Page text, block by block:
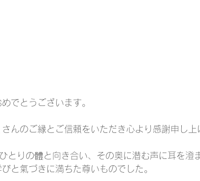
でとうございます。
さんのご縁とご信頼をいただき心より感謝申し上
とりの體と向き合い、その奥に潜む声に耳を澄
と氣づきに満ちた尊いものでした。